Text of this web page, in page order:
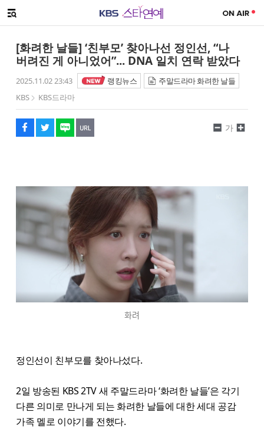
메뉴 열기
[화려한 날들] ‘친부모’ 찾아나선 정인선, “나
버려진 게 아니었어”... DNA 일치 연락 받았다
2025.11.02 23:43 랭킹뉴스
주말드라마 화려한 날들
KBS
KBS드라마
페이스북
트위터
네이버
URL복사
글씨 작게보기
가
글씨 크게보기
화려
정인선이 친부모를 찾아나섰다.
2일 방송된 KBS 2TV 새 주말드라마 ‘화려한 날들’은 각기
다른 의미로 만나게 되는 화려한 날들에 대한 세대 공감
가족 멜로 이야기를 전했다.